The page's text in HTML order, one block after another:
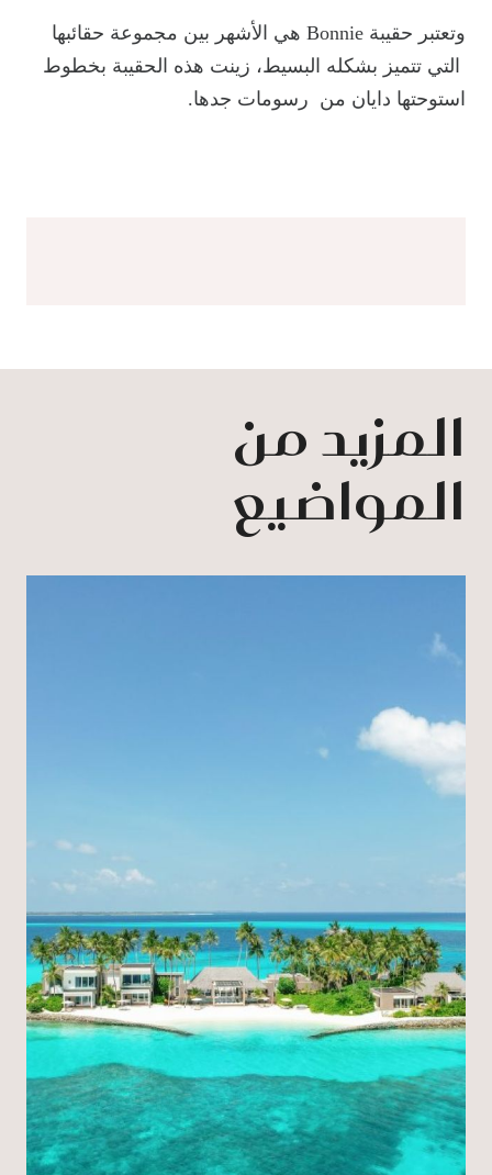
وتعتبر حقيبة Bonnie هي الأشهر بين مجموعة حقائبها
التي تتميز بشكله البسيط، زينت هذه الحقيبة بخطوط
استوحتها دايان من رسومات جدها.
المزيد من
المواضيع